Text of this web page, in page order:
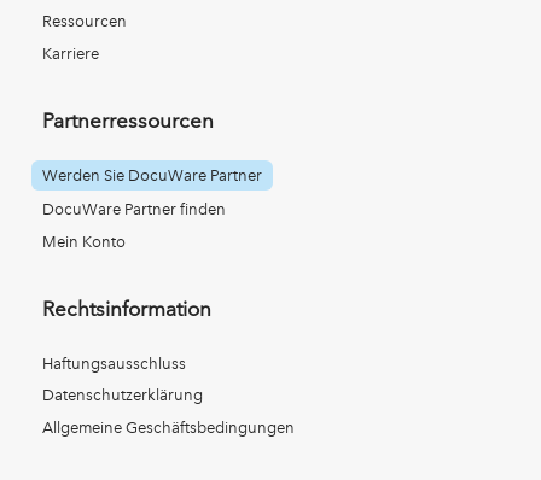
Ressourcen
Karriere
Partnerressourcen
Werden Sie DocuWare Partner
DocuWare Partner finden
Mein Konto
Rechtsinformation
Haftungsausschluss
Datenschutzerklärung
Allgemeine Geschäftsbedingungen